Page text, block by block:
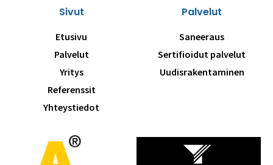
Sivut
Etusivu
Palvelut
Yritys
Referenssit
Yhteystiedot
Palvelut
Saneeraus
Sertifioidut palvelut
Uudisrakentaminen